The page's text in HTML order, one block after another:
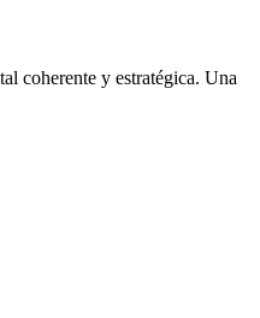
coherente y estratégica. Una